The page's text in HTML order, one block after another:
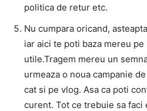
politica de retur etc.
Nu cumpara oricand,
iar aici te poti baza mereu
utile.Tragem mereu un
urmeaza o noua campanie
cat si pe vlog. Asa ca poti
curent. Tot ce trebuie sa faci